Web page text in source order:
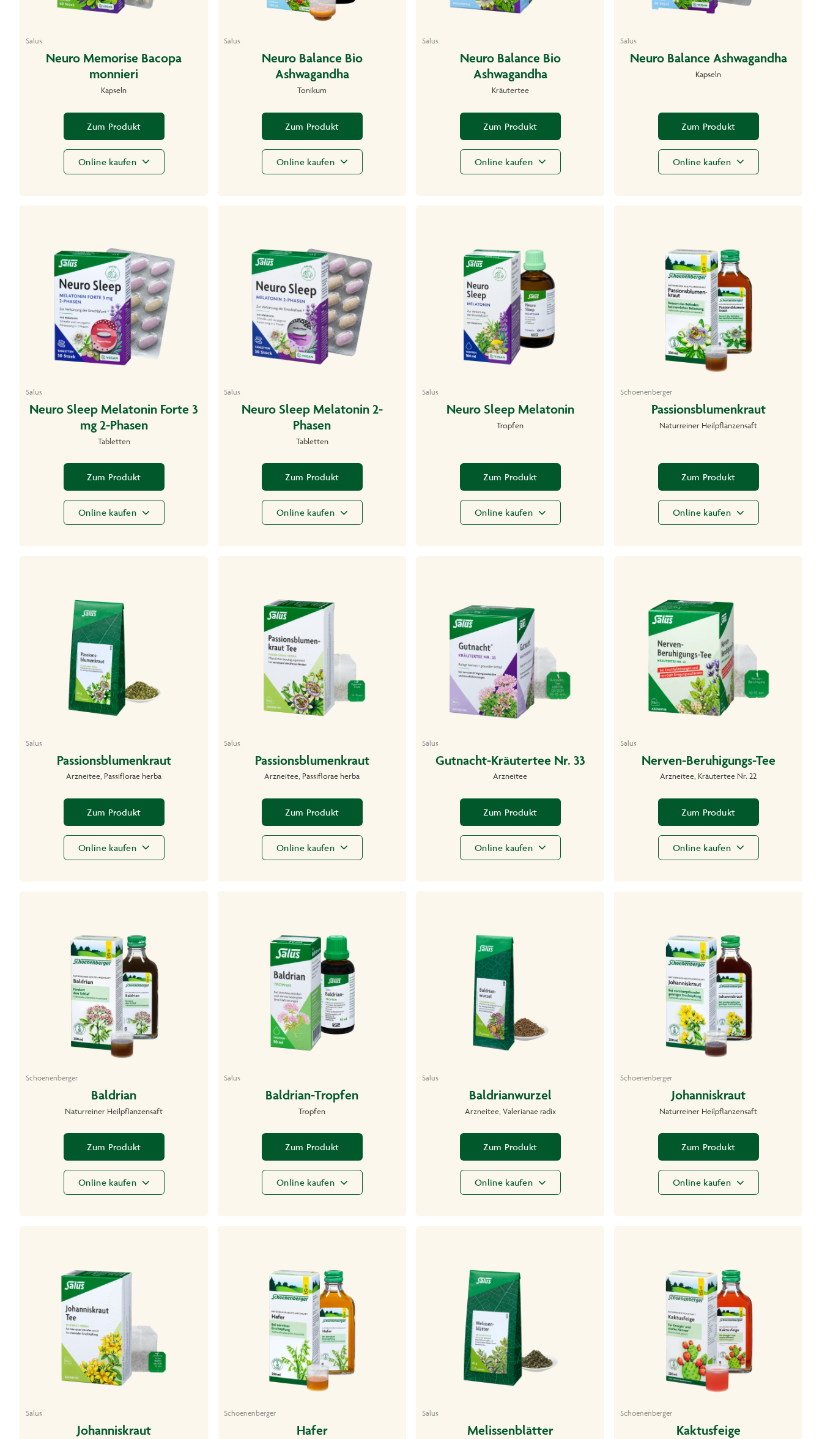
Salus
Neuro Memorise Bacopa
monnieri
Kapseln
Zum Produkt
Online kaufen
Salus
Neuro Balance Bio
Ashwagandha
Tonikum
Zum Produkt
Online kaufen
Salus
Neuro Balance Bio
Ashwagandha
Kräutertee
Zum Produkt
Online kaufen
Salus
Neuro Balance Ashwagandha
Kapseln
Zum Produkt
Online kaufen
Salus
Neuro Sleep Melatonin Forte 3
mg 2-Phasen
Tabletten
Zum Produkt
Online kaufen
Salus
Neuro Sleep Melatonin 2-
Phasen
Tabletten
Zum Produkt
Online kaufen
Salus
Neuro Sleep Melatonin
Tropfen
Zum Produkt
Online kaufen
Schoenenberger
Passionsblumenkraut
Naturreiner Heilpflanzensaft
Zum Produkt
Online kaufen
Salus
Passionsblumenkraut
Arzneitee, Passiflorae herba
Zum Produkt
Online kaufen
Salus
Passionsblumenkraut
Arzneitee, Passiflorae herba
Zum Produkt
Online kaufen
Salus
Gutnacht-Kräutertee Nr. 33
Arzneitee
Zum Produkt
Online kaufen
Salus
Nerven-Beruhigungs-Tee
Arzneitee, Kräutertee Nr. 22
Zum Produkt
Online kaufen
Schoenenberger
Baldrian
Naturreiner Heilpflanzensaft
Zum Produkt
Online kaufen
Salus
Baldrian-Tropfen
Tropfen
Zum Produkt
Online kaufen
Salus
Baldrianwurzel
Arzneitee, Valerianae radix
Zum Produkt
Online kaufen
Schoenenberger
Johanniskraut
Naturreiner Heilpflanzensaft
Zum Produkt
Online kaufen
Salus
Johanniskraut
Schoenenberger
Hafer
Salus
Melissenblätter
Schoenenberger
Kaktusfeige